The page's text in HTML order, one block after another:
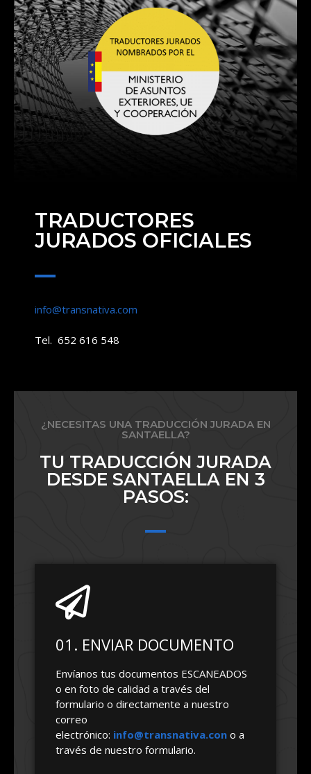
TRADUCTORES
JURADOS OFICIALES
info@transnativa.com
Tel. 652 616 548
¿NECESITAS UNA TRADUCCIÓN JURADA EN
SANTAELLA?
TU TRADUCCIÓN JURADA
DESDE SANTAELLA EN 3
PASOS:
01. ENVIAR DOCUMENTO
Envíanos tus documentos ESCANEADOS
o en foto de calidad a través del
formulario o directamente a nuestro
correo
electrónico: info@transnativa.con o a
través de nuestro formulario.